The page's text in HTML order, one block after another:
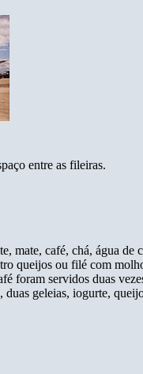
entre as fileiras.
mate, café, chá, água
queijos ou filé com
foram servidos duas
geleias, iogurte,